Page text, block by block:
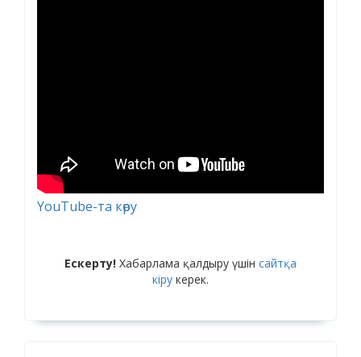
YouTube-та көру
Ескерту! Хабарлама қалдыру үшін сайтқа
кіру керек.